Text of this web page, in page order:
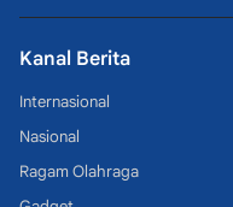
Kanal Berita
Internasional
Nasional
Ragam Olahraga